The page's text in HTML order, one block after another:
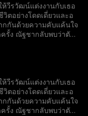
ชีวิตใหม่อีกครั้ง
วีรวัฒน์แต่งงานกับเธอ
ตอย่างโดดเดี่ยวและอ
กกันด้วยความคับแค้นใจ
รั้ง ณัฐชากลับพบว่าตัว
งนี้ ณัฐชาตัดสินใจใหม่
ชีวิตใหม่อีกครั้ง
วีรวัฒน์แต่งงานกับเธอ
ตอย่างโดดเดี่ยวและอ
กกันด้วยความคับแค้นใจ
รั้ง ณัฐชากลับพบว่าตัว